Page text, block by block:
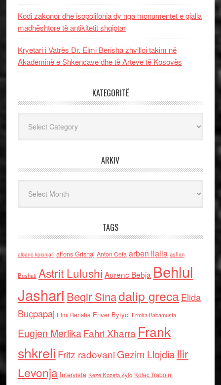
Kodi zakonor dhe isopolifonia dy nga monumentet e gjalla
madhështore të antikitetit shqiptar
Kryetari i Vatrës Dr. Elmi Berisha zhvilloi takim në
Akademinë e Shkencave dhe të Arteve të Kosovës
KATEGORITË
ARKIV
TAGS
albano kolonjari alfons Grishaj Anton Cefa arben llalla asllan
Bushati Astrit Lulushi Aurenc Bebja Behlul
Jashari Beqir Sinadalip grecaElida
Buçpapaj Elmi Berisha Enver Bytyci Ermira Babamusta
Eugjen MerlikaFahri Xharra Frank
shkreli Fritz radovaniGezim Llojdia Ilir
Levonja Interviste Keze Kozeta Zylo Kolec Traboini